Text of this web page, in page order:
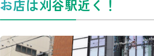
お店は刈谷駅近く！